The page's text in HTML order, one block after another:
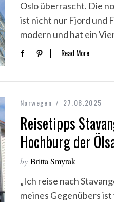
Oslo überrascht. Die
ist nicht nur Fjord und
modern und hat ein
Read More
Norwegen 27.08.2025
Reisetipps
Hochburg der
by Britta Smyrak
„Ich reise nach
meines Gegenübers